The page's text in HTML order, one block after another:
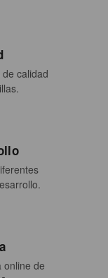
calidad
online de